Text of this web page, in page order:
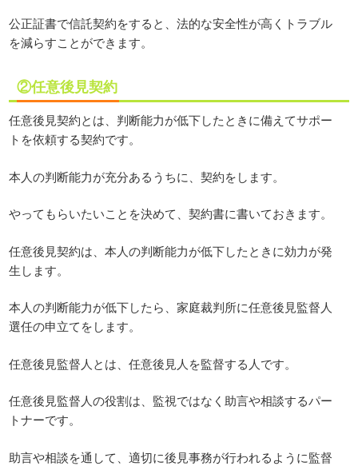
公正証書で信託契約をすると、法的な安全性が高くトラブル
を減らすことができます。
②任意後見契約
任意後見契約とは、判断能力が低下したときに備えてサポー
トを依頼する契約です。
本人の判断能力が充分あるうちに、契約をします。
やってもらいたいことを決めて、契約書に書いておきます。
任意後見契約は、本人の判断能力が低下したときに効力が発
生します。
本人の判断能力が低下したら、家庭裁判所に任意後見監督人
選任の申立てをします。
任意後見監督人とは、任意後見人を監督する人です。
任意後見監督人の役割は、監視ではなく助言や相談するパー
トナーです。
助言や相談を通して、適切に後見事務が行われるように監督